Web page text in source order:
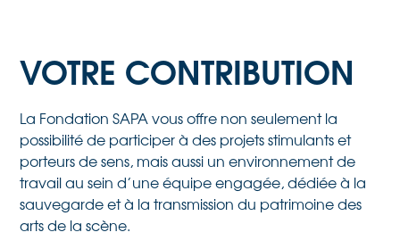
VOTRE CONTRIBUTION
La Fondation SAPA vous offre non seulement la
possibilité de participer à des projets stimulants et
porteurs de sens, mais aussi un environnement de
travail au sein d’une équipe engagée, dédiée à la
sauvegarde et à la transmission du patrimoine des
arts de la scène.